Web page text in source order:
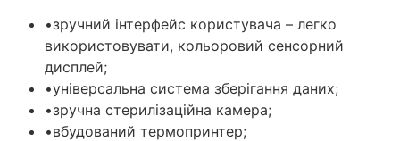
•зручний інтерфейс користувача – легко
використовувати, кольоровий сенсорний
дисплей;
•універсальна система зберігання даних;
•зручна стерилізаційна камера;
•вбудований термопринтер;